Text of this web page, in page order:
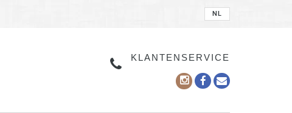
NL
KLANTENSERVICE